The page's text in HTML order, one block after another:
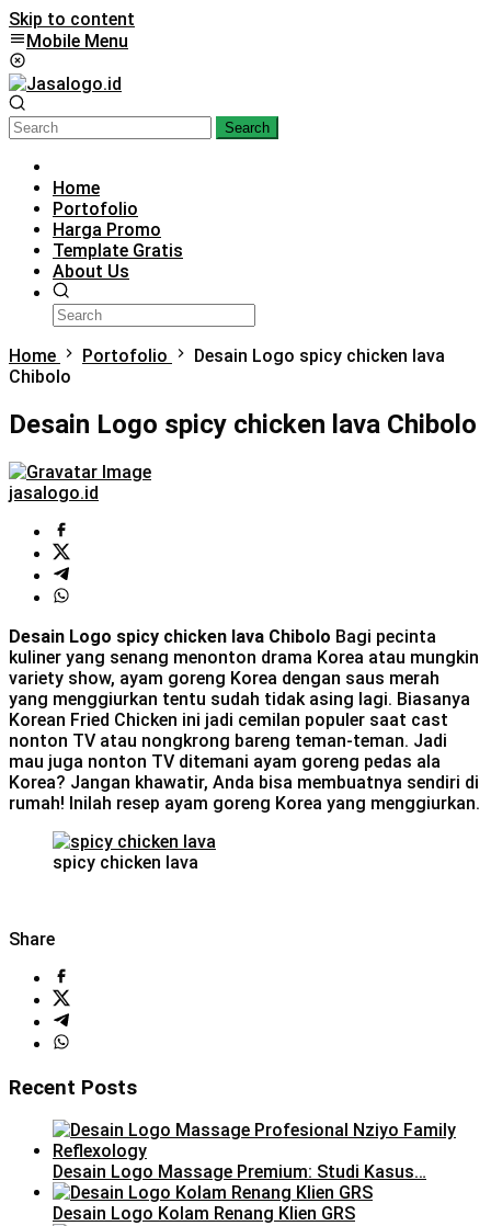
Skip to content
Mobile Menu
Search
Home
Portofolio
Harga Promo
Template Gratis
About Us
Home Portofolio
Desain Logo spicy chicken lava
Chibolo
Desain Logo spicy chicken lava Chibolo
jasalogo.id
Desain Logo spicy chicken lava Chibolo Bagi pecinta
kuliner yang senang menonton drama Korea atau mungkin
variety show, ayam goreng Korea dengan saus merah
yang menggiurkan tentu sudah tidak asing lagi. Biasanya
Korean Fried Chicken ini jadi cemilan populer saat cast
nonton TV atau nongkrong bareng teman-teman. Jadi
mau juga nonton TV ditemani ayam goreng pedas ala
Korea? Jangan khawatir, Anda bisa membuatnya sendiri di
rumah! Inilah resep ayam goreng Korea yang menggiurkan.
spicy chicken lava
Share
Recent Posts
Desain Logo Massage Premium: Studi Kasus…
Desain Logo Kolam Renang Klien GRS